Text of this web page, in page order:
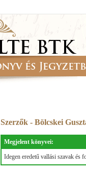
Szerzők - Bölcskei
Megjelent könyvei:
Idegen eredetű vallási szavak és